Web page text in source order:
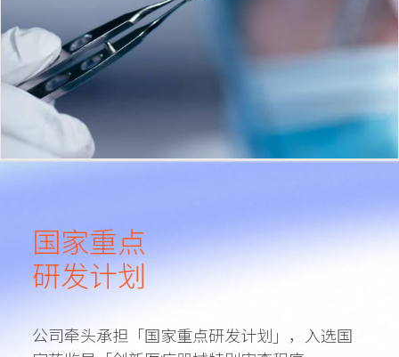
国家重点
研发计划
公司牵头承担「国家重点研发计划」，入选国